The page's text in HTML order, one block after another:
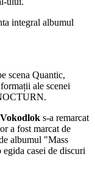
integral albumul
scena Quantic,
ale scenei
Vokodlok s-a remarcat
a fost marcat de
albumul "Mass
casei de discuri